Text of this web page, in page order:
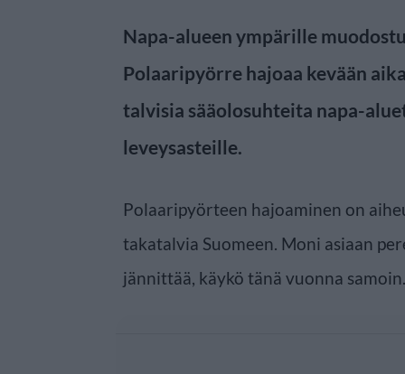
Napa-alueen ympärille
Polaaripyörre hajoaa kevään
talvisia sääolosuhteita napa-
leveysasteille.
Polaaripyörteen hajoaminen on
takatalvia Suomeen. Moni asiaan
jännittää, käykö tänä vuonna samoin.